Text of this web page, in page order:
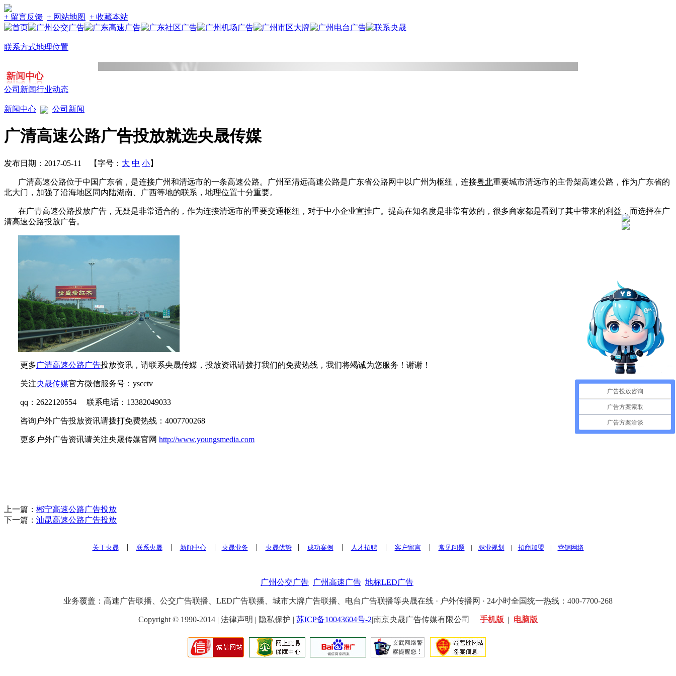
+ 留言反馈 + 网站地图 + 收藏本站
联系方式地理位置
公司新闻行业动态
新闻中心 公司新闻
广清高速公路广告投放就选央晟传媒
发布日期：2017-05-11 【字号： 大 中 小】
广清高速公路位于中国广东省，是连接广州和清远市的一条高速公路。 广州至清远高速公路是广东省公路网中以广州为枢纽，连接粤北重要城市清远市的主骨架高速公路，作为广东省的
北大门，加强了沿海地区同内陆湖南、广西等地的联系，地理位置十分重要。
在广青高速公路投放广告，无疑是非常适合的，作为连接清远市的重要交通枢纽，对于中小企业宣推广。提高在知名度是非常有效的，很多商家都是看到了其中带来的利益，而选择在广
清高速公路投放广告。
更多广清高速公路广告投放资讯， 请联系央晟传媒， 投放资讯请拨打我们的免费热线，我们将竭诚为您服务！谢谢！
关注央晟传媒官方微信服务号： yscctv
qq：2622120554 联系电话：13382049033
咨询户外广告投放资讯请拨打免费热线： 4007700268
更多户外广告资讯请关注央晟传媒官网 http://www.youngsmedia.com
上一篇： 郴宁高速公路广告投放
下一篇： 汕昆高速公路广告投放
关于央晟| 联系央晟| 新闻中心| 央晟业务| 央晟优势| 成功案例 | 人才招聘| 客户留言| 常见问题 | 职业规划 | 招商加盟 | 营销网络
广州公交广告 广州高速广告 地标LED广告
业务覆盖：高速广告联播、公交广告联播、LED广告联播、城市大牌广告联播、电台广告联播等央晟在线 · 户外传播网 · 24小时全国统一热线：400-7700-268
Copyright © 1990-2014 | 法律声明 | 隐私保护 | 苏ICP备10043604号-2|南京央晟广告传媒有限公司 手机版 | 电脑版
广告投放咨询
广告方案索取
广告方案洽谈